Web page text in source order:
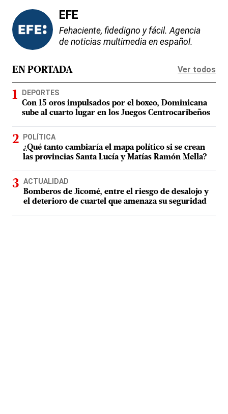
EFE
Fehaciente, fidedigno y fácil. Agencia
de noticias multimedia en español.
EN PORTADA Ver todos
DEPORTES
Con 15 oros impulsados por el boxeo, Dominicana
sube al cuarto lugar en los Juegos Centrocaribeños
POLÍTICA
¿Qué tanto cambiaría el mapa político si se crean
las provincias Santa Lucía y Matías Ramón Mella?
ACTUALIDAD
Bomberos de Jicomé, entre el riesgo de desalojo y
el deterioro de cuartel que amenaza su seguridad